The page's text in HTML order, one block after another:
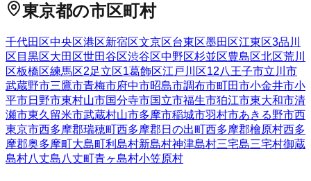
東京都の市区町村
千代田区中央区港区新宿区文京区台東区墨田区江東区3品川
区 目黒区大田区世田谷区渋谷区中野区杉並区豊島区北区荒川
区板橋区練馬区2足立区1葛飾区江戸川区12八王子市立川市
武蔵野市三鷹市青梅市府中市昭島市調布市町田市小金井市小
平市日野市東村山市国分寺市国立市福生市狛江市東大和市清
瀬市東久留米市武蔵村山市多摩市稲城市羽村市あきる野市西
東京市西多摩郡瑞穂町西多摩郡日の出町西多摩郡檜原村西多
摩郡奥多摩町大島町利島村新島村神津島村三宅島三宅村御蔵
島村八丈島八丈町青ヶ島村小笠原村